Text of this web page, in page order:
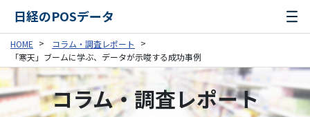
日経のPOSデータ
HOME
コラム・調査レポート
「寒天」ブームに学ぶ、データが示唆する成功事例
コラム・調査レポート